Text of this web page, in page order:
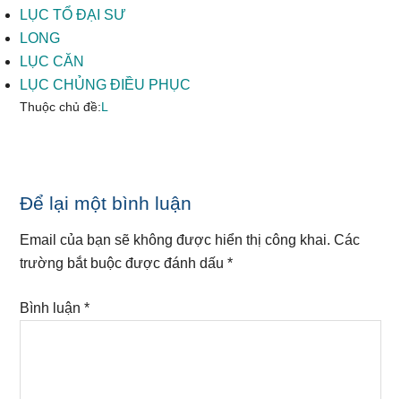
LỤC TỔ ĐẠI SƯ
LONG
LỤC CĂN
LỤC CHỦNG ĐIỀU PHỤC
Thuộc chủ đề:L
Reader
Interactions
Để lại một bình luận
Email của bạn sẽ không được hiển thị công khai. Các
trường bắt buộc được đánh dấu*
Bình luận*